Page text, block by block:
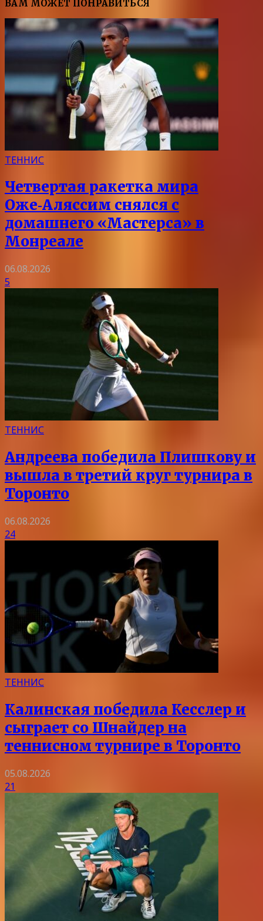
ВАМ МОЖЕТ ПОНРАВИТЬСЯ
ТЕННИС
Четвертая ракетка мира
Оже‑Аляссим снялся с
домашнего «Мастерса» в
Монреале
06.08.2026
5
ТЕННИС
Андреева победила Плишкову и
вышла в третий круг турнира в
Торонто
06.08.2026
24
ТЕННИС
Калинская победила Кесслер и
сыграет со Шнайдер на
теннисном турнире в Торонто
05.08.2026
21